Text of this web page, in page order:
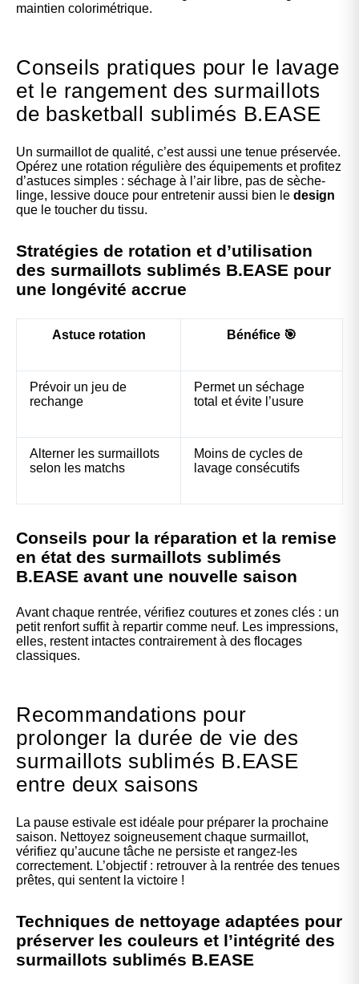
maintien colorimétrique.
Conseils pratiques pour le lavage
et le rangement des surmaillots
de basketball sublimés B.EASE
Un surmaillot de qualité, c’est aussi une tenue préservée.
Opérez une rotation régulière des équipements et profitez
d’astuces simples : séchage à l’air libre, pas de sèche-
linge, lessive douce pour entretenir aussi bien le design
que le toucher du tissu.
Stratégies de rotation et d’utilisation
des surmaillots sublimés B.EASE pour
une longévité accrue
Astuce rotation Bénéfice 🎯
Prévoir un jeu de
rechange
Permet un séchage
total et évite l’usure
Alterner les surmaillots
selon les matchs
Moins de cycles de
lavage consécutifs
Conseils pour la réparation et la remise
en état des surmaillots sublimés
B.EASE avant une nouvelle saison
Avant chaque rentrée, vérifiez coutures et zones clés : un
petit renfort suffit à repartir comme neuf. Les impressions,
elles, restent intactes contrairement à des flocages
classiques.
Recommandations pour
prolonger la durée de vie des
surmaillots sublimés B.EASE
entre deux saisons
La pause estivale est idéale pour préparer la prochaine
saison. Nettoyez soigneusement chaque surmaillot,
vérifiez qu’aucune tâche ne persiste et rangez-les
correctement. L’objectif : retrouver à la rentrée des tenues
prêtes, qui sentent la victoire !
Techniques de nettoyage adaptées pour
préserver les couleurs et l’intégrité des
surmaillots sublimés B.EASE